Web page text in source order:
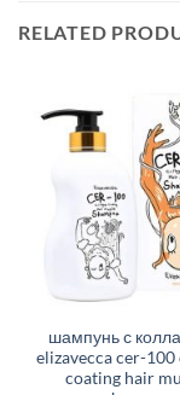
RELATED
шампунь с
elizavecca cer-100
coating hair